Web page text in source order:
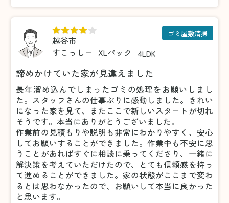
越谷市
すこっしー
XLパック 4LDK
ゴミ屋敷清掃
諦めかけていた家が見違えました
長年溜め込んでしまったゴミの処理をお願いしまし
た。スタッフさんの仕事ぶりに感動しました。きれい
になった家を見て、またここで新しいスタートが切れ
そうです。本当にありがとうございました。
作業前の見積もりや説明も非常にわかりやすく、安心
してお願いすることができました。作業中も不安に思
うことがあればすぐに相談に乗ってくださり、一緒に
解決策を考えていただけたので、とても信頼感を持っ
て進めることができました。家の状態がここまで変わ
るとは思わなかったので、お願いして本当に良かった
と思います。